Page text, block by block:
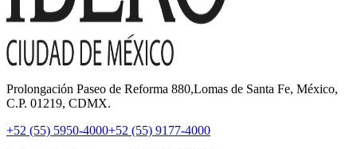
Prolongación Paseo de Reforma 880,Lomas de Santa Fe, México,
C.P. 01219, CDMX.
+52 (55) 5950-4000+52 (55) 9177-4000